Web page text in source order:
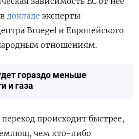
докладе эксперты
Bruegel и Европейского
отношениям.
гораздо меньше
и газа
происходит быстрее,
чем кто-либо